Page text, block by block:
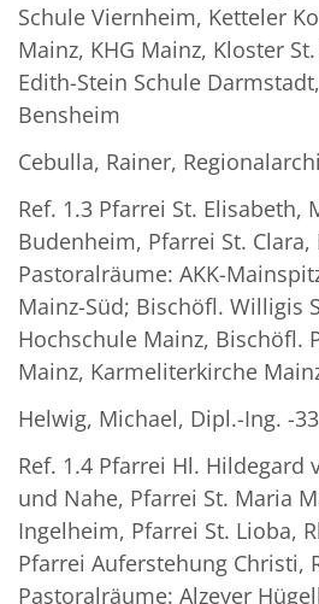
Schule Viernheim, Ketteler
Mainz, KHG Mainz, Kloster
Edith-Stein Schule
Bensheim
Cebulla, Rainer,
Ref. 1.3 Pfarrei St. Elisabeth,
Budenheim, Pfarrei St. Clara,
Pastoralräume: AKK-
Mainz-Süd; Bischöfl. Willigis
Hochschule Mainz, Bischöfl.
Mainz, Karmeliterkirche
Helwig, Michael, Dipl.-Ing. -
Ref. 1.4 Pfarrei Hl. Hildegard
und Nahe, Pfarrei St. Maria
Ingelheim, Pfarrei St. Lioba,
Pfarrei Auferstehung Christi,
Pastoralräume: Alzeyer